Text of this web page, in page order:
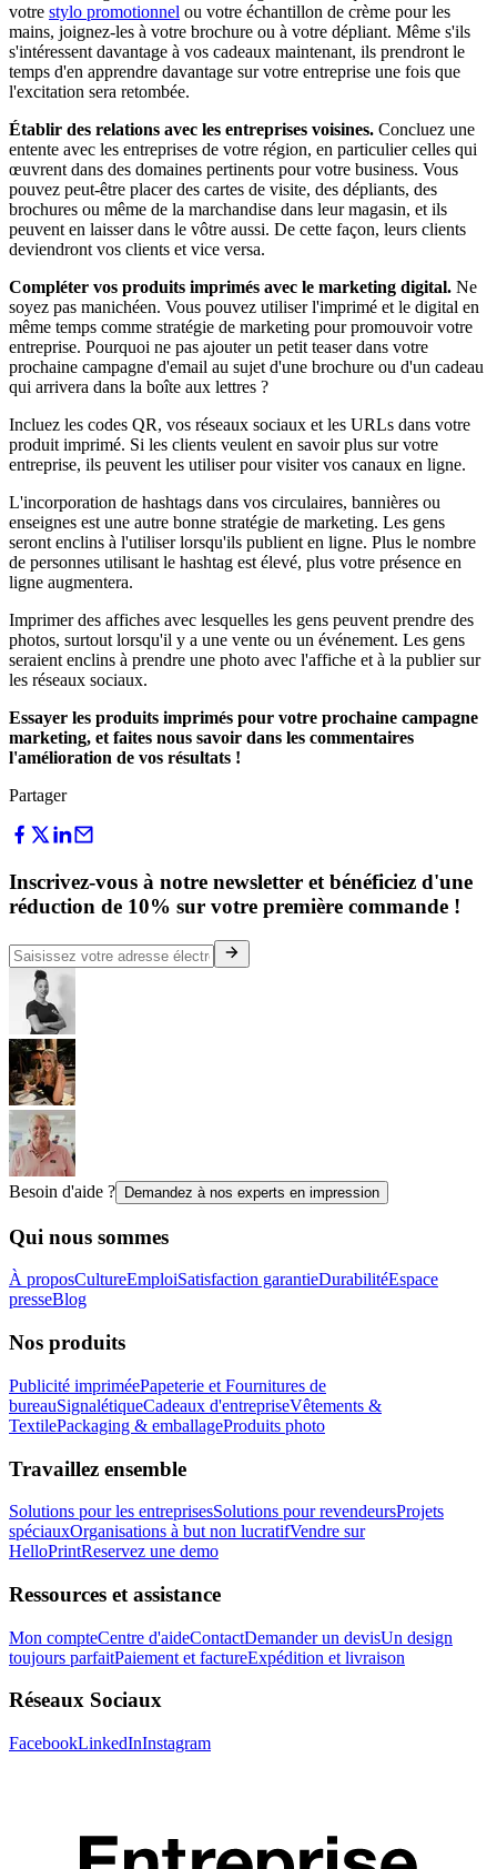
votre stylo promotionnel ou votre échantillon de crème pour les
mains, joignez-les à votre brochure ou à votre dépliant. Même s'ils
s'intéressent davantage à vos cadeaux maintenant, ils prendront le
temps d'en apprendre davantage sur votre entreprise une fois que
l'excitation sera retombée.
Établir des relations avec les entreprises voisines. Concluez une
entente avec les entreprises de votre région, en particulier celles qui
œuvrent dans des domaines pertinents pour votre business. Vous
pouvez peut-être placer des cartes de visite, des dépliants, des
brochures ou même de la marchandise dans leur magasin, et ils
peuvent en laisser dans le vôtre aussi. De cette façon, leurs clients
deviendront vos clients et vice versa.
Compléter vos produits imprimés avec le marketing digital. Ne
soyez pas manichéen. Vous pouvez utiliser l'imprimé et le digital en
même temps comme stratégie de marketing pour promouvoir votre
entreprise. Pourquoi ne pas ajouter un petit teaser dans votre
prochaine campagne d'email au sujet d'une brochure ou d'un cadeau
qui arrivera dans la boîte aux lettres ?
Incluez les codes QR, vos réseaux sociaux et les URLs dans votre
produit imprimé. Si les clients veulent en savoir plus sur votre
entreprise, ils peuvent les utiliser pour visiter vos canaux en ligne.
L'incorporation de hashtags dans vos circulaires, bannières ou
enseignes est une autre bonne stratégie de marketing. Les gens
seront enclins à l'utiliser lorsqu'ils publient en ligne. Plus le nombre
de personnes utilisant le hashtag est élevé, plus votre présence en
ligne augmentera.
Imprimer des affiches avec lesquelles les gens peuvent prendre des
photos, surtout lorsqu'il y a une vente ou un événement. Les gens
seraient enclins à prendre une photo avec l'affiche et à la publier sur
les réseaux sociaux.
Essayer les produits imprimés pour votre prochaine campagne
marketing, et faites nous savoir dans les commentaires
l'amélioration de vos résultats !
Partager
Inscrivez-vous à notre newsletter et bénéficiez d'une
réduction de 10% sur votre première commande !
Besoin d'aide ? Demandez à nos experts en impression
Qui nous sommes
À proposCultureEmploiSatisfaction garantieDurabilitéEspace
presseBlog
Nos produits
Publicité impriméePapeterie et Fournitures de
bureauSignalétiqueCadeaux d'entrepriseVêtements &
TextilePackaging & emballageProduits photo
Travaillez ensemble
Solutions pour les entreprisesSolutions pour revendeursProjets
spéciauxOrganisations à but non lucratifVendre sur
HelloPrintReservez une demo
Ressources et assistance
Mon compteCentre d'aideContactDemander un devisUn design
toujours parfaitPaiement et factureExpédition et livraison
Réseaux Sociaux
FacebookLinkedInInstagram